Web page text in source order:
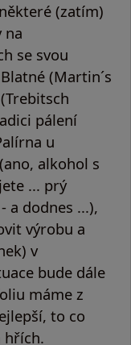
(zatím)
na
se svou
(Martin´s
pálení
u
alkohol s
... prý
a dodnes ...),
výrobu a
v
bude dále
máme z
to co
hřích.